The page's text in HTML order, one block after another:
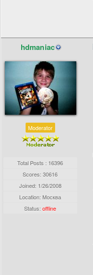
hdmaniac
Moderator
Total Posts : 16396
Scores: 30616
Joined: 1/26/2008
Location: Москва
Status:offline